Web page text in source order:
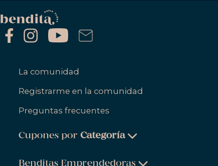
La comunidad
Registrarme en la comunidad
Preguntas frecuentes
Cupones porCategoría
Benditas Emprendedoras